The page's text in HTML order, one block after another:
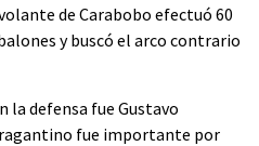
de Carabobo efectuó 60
y buscó el arco contrario
defensa fue Gustavo
fue importante por